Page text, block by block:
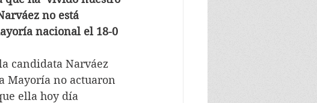
no está
nacional el 18-0
candidata Narváez
Mayoría no actuaron
ella hoy día